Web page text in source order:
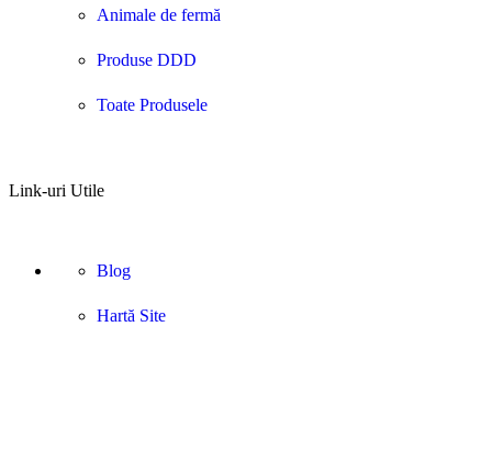
Animale de fermă
Produse DDD
Toate Produsele
Link-uri Utile
Blog
Hartă Site